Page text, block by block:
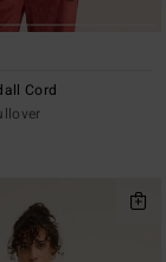
Cord